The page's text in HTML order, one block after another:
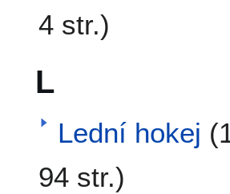
4 str.)
L
Lední hokej
94 str.)